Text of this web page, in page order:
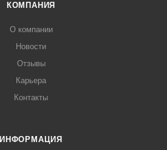
КОМПАНИЯ
О компании
Новости
Отзывы
Карьера
Контакты
ИНФОРМАЦИЯ